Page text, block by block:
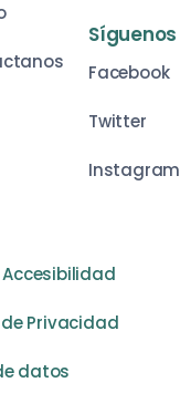
Síguenos
Facebook
Twitter
Instagram
Privacidad
datos